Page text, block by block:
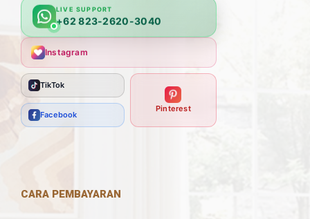
LIVE SUPPORT
+62 823-2620-3040
Instagram
TikTok
Facebook
Pinterest
CARA PEMBAYARAN